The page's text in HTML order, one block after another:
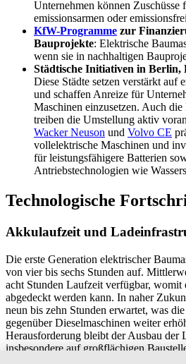
Unternehmen können Zuschüsse
emissionsarmen oder
KfW-Programme zur
Bauprojekte: Elektrische
wenn sie in nachhaltigen
Städtische Initiativen in
Diese Städte setzen verstärkt auf
und schaffen Anreize für
Maschinen einzusetzen. Auch die
treiben die Umstellung aktiv
Wacker Neuson und Volvo CE
vollelektrische Maschinen und
für leistungsfähigere Batterien
Antriebstechnologien wie
Technologische
Akkulaufzeit und
Die erste Generation elektrischer
von vier bis sechs Stunden auf.
acht Stunden Laufzeit verfügbar, womit
abgedeckt werden kann. In naher
neun bis zehn Stunden erwartet, was
gegenüber Dieselmaschinen weiter
Herausforderung bleibt der Ausbau der
insbesondere auf großflächigen